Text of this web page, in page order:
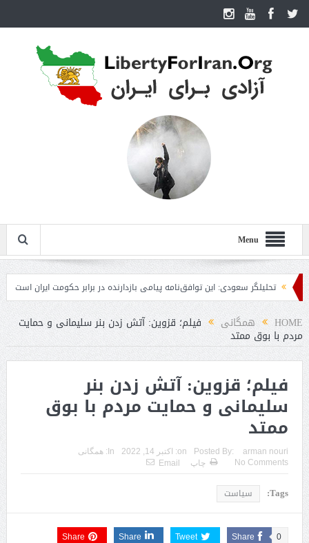
Menu
تحلیلگر سعودی: این توافق‌نامه پیامی بازدارنده در برابر حکومت ایران است مقام
HOME همگانی فیلم؛ قزوین: آتش زدن بنر سلیمانی و حمایت
مردم با بوق ممتد
فیلم؛ قزوین: آتش زدن بنر
سلیمانی و حمایت مردم با بوق
ممتد
Posted By: arman nouri
on: اکتبر 14, 2022 In: همگانی
No Comments
چاپ Email
Tags: سیاست
Share 0
Tweet
Share
Share